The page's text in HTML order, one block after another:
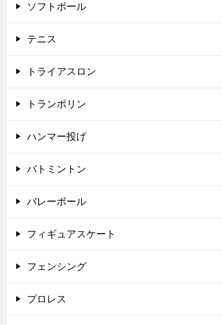
ソフトボール
テニス
トライアスロン
トランポリン
ハンマー投げ
バトミントン
バレーボール
フィギュアスケート
フェンシング
プロレス